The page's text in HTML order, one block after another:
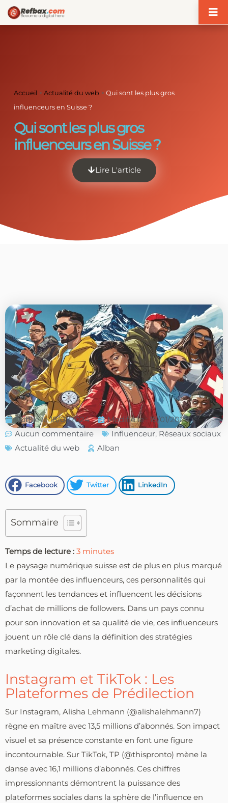
Accueil >Actualité du web >Qui sont les plus gros
influenceurs en Suisse ?
Qui sont les plus gros
influenceurs en Suisse ?
Lire L'article
Publié le 18/01/2024
Modifié le : 18/01/2024
Aucun commentaire
Influenceur, Réseaux sociaux
Actualité du web
Alban
Facebook Twitter LinkedIn
Sommaire
Temps de lecture : 3 minutes
Le paysage numérique suisse est de plus en plus marqué
par la montée des influenceurs, ces personnalités qui
façonnent les tendances et influencent les décisions
d’achat de millions de followers. Dans un pays connu
pour son innovation et sa qualité de vie, ces influenceurs
jouent un rôle clé dans la définition des stratégies
marketing digitales.
Instagram et TikTok : Les
Plateformes de Prédilection
Sur Instagram, Alisha Lehmann (@alishalehmann7)
règne en maître avec 13,5 millions d’abonnés. Son impact
visuel et sa présence constante en font une figure
incontournable. Sur TikTok, TP (@thispronto) mène la
danse avec 16,1 millions d’abonnés. Ces chiffres
impressionnants démontrent la puissance des
plateformes sociales dans la sphère de l’influence en
Panneau de gestion des cookies